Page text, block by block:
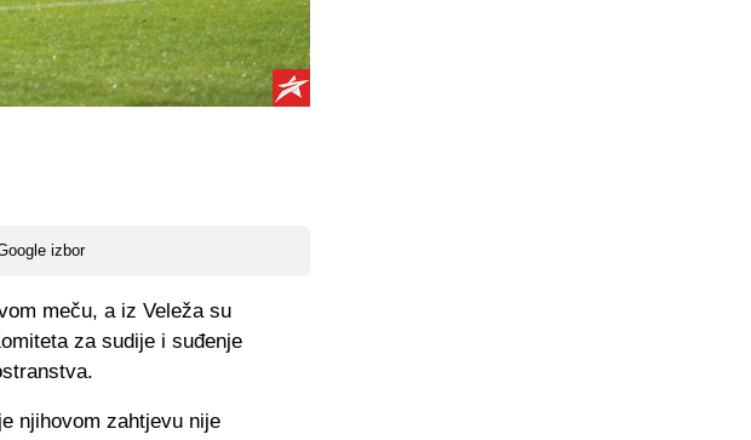
izbor
meču, a iz Veleža su
za sudije i suđenje
njihovom zahtjevu nije